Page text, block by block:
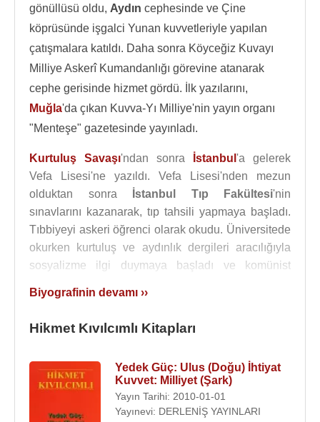
gönüllüsü oldu, Aydın cephesinde ve Çine
köprüsünde işgalci Yunan kuvvetleriyle yapılan
çatışmalara katıldı. Daha sonra Köyceğiz Kuvayı
Milliye Askerî Kumandanlığı görevine atanarak
cephe gerisinde hizmet gördü. İlk yazılarını,
Muğla'da çıkan Kuvva-Yı Milliye'nin yayın organı
"Menteşe" gazetesinde yayınladı.
Kurtuluş Savaşı'ndan sonra İstanbul 'a gelerek
Vefa Lisesi'ne yazıldı. Vefa Lisesi'nden mezun
olduktan sonra
İstanbul Tıp Fakültesi'nin
sınavlarını kazanarak, tıp tahsili yapmaya başladı.
Tıbbiyeyi askeri öğrenci olarak okudu. Üniversitede
okurken kurtuluş ve aydınlık dergileri aracılığıyla
sosyalizme ilgi duymaya başladı ve komünist
Komünist Partisi
TKP'nin üçüncü kongresi toplandığında
gençlik kolu başkanı olarak görev aldı. Aynı yıl
Aydınlık gazetesinde ilk yazıları yayınlanmaya
Biyografinin devamı ››
Hikmet Kıvılcımlı Kitapları
Yedek Güç: Ulus (Doğu) İhtiyat
Kuvvet: Milliyet (Şark)
Yayın Tarihi: 2010-01-01
Yayınevi: DERLENİŞ YAYINLARI